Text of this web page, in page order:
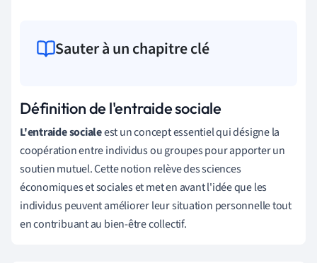
Sauter à un chapitre clé
Définition de l'entraide sociale
L'entraide socialeest un concept essentiel qui désigne la
coopération entre individus ou groupes pour apporter un
soutien mutuel. Cette notion relève des sciences
économiques et sociales et met en avant l'idée que les
individus peuvent améliorer leur situation personnelle tout
en contribuant au bien-être collectif.